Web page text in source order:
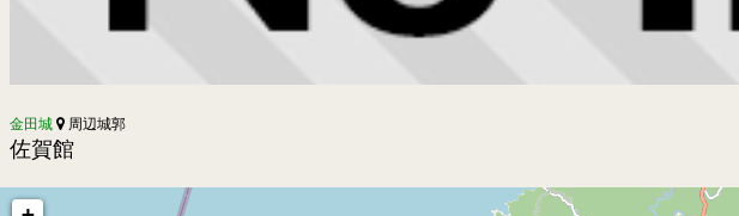
金田城 周辺城郭
佐賀館